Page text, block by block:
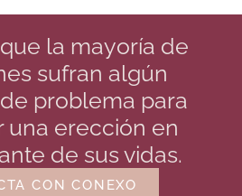
la mayoría de
sufran algún
problema para
una erección en
de sus vidas.
CON CONEXO